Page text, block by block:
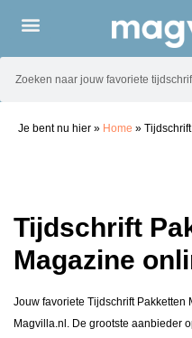
Je bent nu hier » Home »
Tijdschrift
Magazine
Jouw favoriete Tijdschrift
Magvilla.nl. De grootste aanbieder